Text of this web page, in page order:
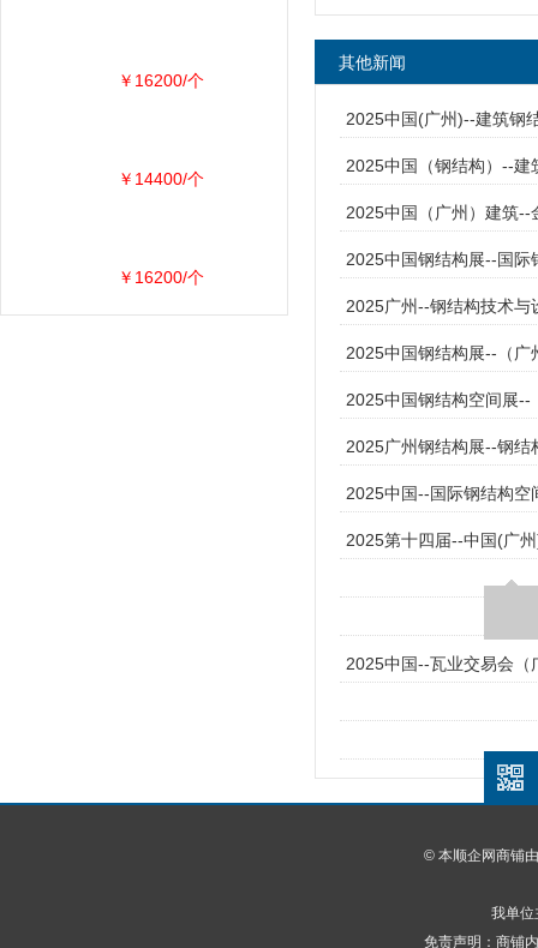
其他新闻
2025中国(广州)--建筑钢
2025中国（钢结构）--建
2025中国（广州）建筑--
2025中国钢结构展--国际
2025广州--钢结构技术与
2025中国钢结构展--（广
2025中国钢结构空间展--
2025广州钢结构展--钢结
2025中国--国际钢结构空
2025第十四届--中国(广
2025中国--瓦业交易会（
￥16200/个
￥14400/个
￥16200/个
© 本顺企网商铺由
我单位
免责声明：商铺